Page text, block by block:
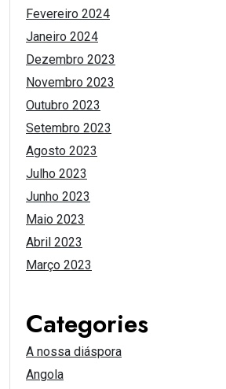
Fevereiro 2024
Janeiro 2024
Dezembro 2023
Novembro 2023
Outubro 2023
Setembro 2023
Agosto 2023
Julho 2023
Junho 2023
Maio 2023
Abril 2023
Março 2023
Categories
A nossa diáspora
Angola